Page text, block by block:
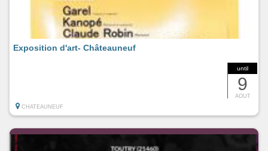
until
9
AOUT
Exposition d'art- Châteauneuf
CHATEAUNEUF